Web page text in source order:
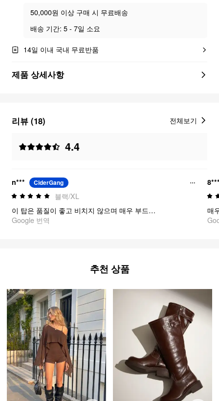
50,000원 이상 구매 시 무료배송
배송 기간: 5 - 7일 소요
14일 이내 국내 무료반품
제품 상세사항
리뷰 (18)
4.4
전체보기
n*** CiderGang
블랙/XL
이 탑은 품질이 좋고 비치지 않으며 매우 부드럽고 몸에 잘 맞습니다. 프린트도 정말 멋집니다.
Google 번역
매
추천 상품